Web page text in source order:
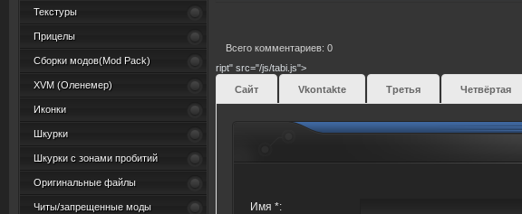
Текстуры
Прицелы
Сборки модов(Mod Pack)
XVM (Oленемер)
Иконки
Шкурки
Шкурки с зонами пробитий
Оригинальные файлы
Читы/запрещенные моды
Всего комментариев: 0
ript" src="/js/tabi.js">
Сайт
Vkontakte Третья Четвёртая
Имя *: